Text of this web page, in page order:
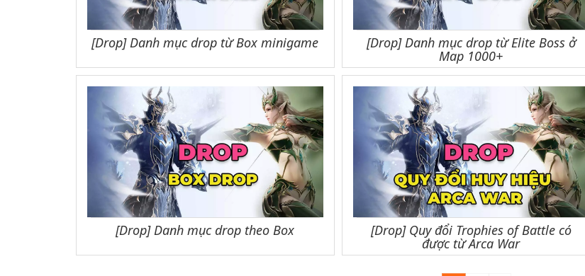
[Drop] Danh mục drop từ Box minigame [Drop] Danh mục drop từ Elite Boss ở
Map 1000+
[Drop] Danh mục drop theo Box [Drop] Quy đổi Trophies of Battle có
được từ Arca War